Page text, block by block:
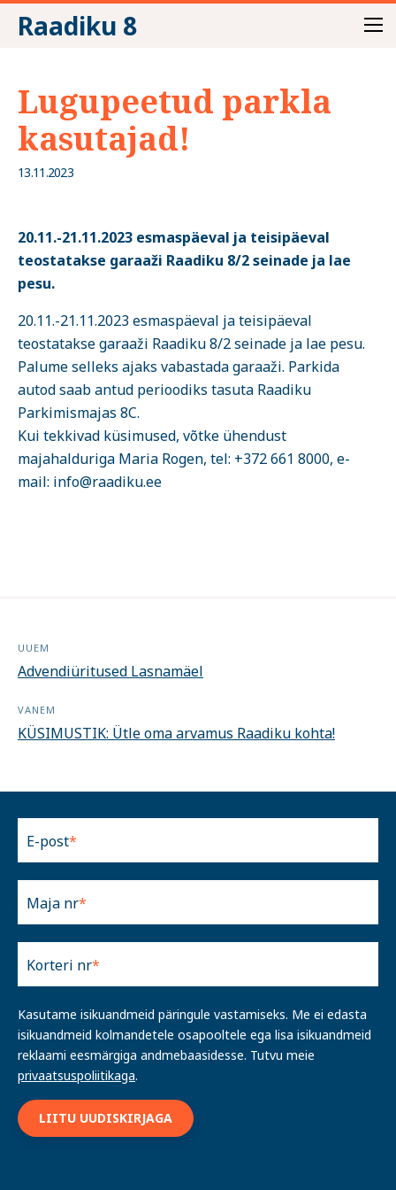
Raadiku 8
Lugupeetud parkla
kasutajad!
13.11.2023
20.11.-21.11.2023 esmaspäeval ja teisipäeval
teostatakse garaaži Raadiku 8/2 seinade ja lae
pesu.
20.11.-21.11.2023 esmaspäeval ja teisipäeval
teostatakse garaaži Raadiku 8/2 seinade ja lae pesu.
Palume selleks ajaks vabastada garaaži. Parkida
autod saab antud perioodiks tasuta Raadiku
Parkimismajas 8C.
Kui tekkivad küsimused, võtke ühendust
majahalduriga Maria Rogen, tel: +372 661 8000, e-
mail: info@raadiku.ee
UUEM
Advendiüritused Lasnamäel
VANEM
KÜSIMUSTIK: Ütle oma arvamus Raadiku kohta!
E-post
Maja nr
Korteri nr
Kasutame isikuandmeid päringule vastamiseks. Me ei edasta
isikuandmeid kolmandetele osapooltele ega lisa isikuandmeid
reklaami eesmärgiga andmebaasidesse. Tutvu meie
privaatsuspoliitikaga.